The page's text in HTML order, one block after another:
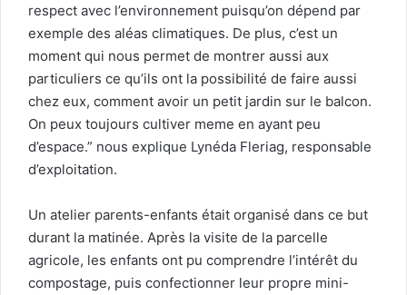
respect avec l’environnement puisqu’on dépend par
exemple des aléas climatiques. De plus, c’est un
moment qui nous permet de montrer aussi aux
particuliers ce qu’ils ont la possibilité de faire aussi
chez eux, comment avoir un petit jardin sur le balcon.
On peux toujours cultiver meme en ayant peu
d’espace.” nous explique Lynéda Fleriag, responsable
d’exploitation.
Un atelier parents-enfants était organisé dans ce but
durant la matinée. Après la visite de la parcelle
agricole, les enfants ont pu comprendre l’intérêt du
compostage, puis confectionner leur propre mini-